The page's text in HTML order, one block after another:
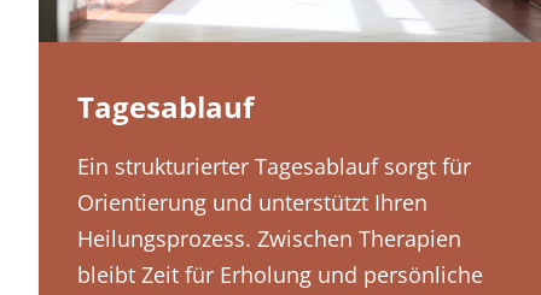
Tagesablauf
Ein strukturierter Tagesablauf sorgt für
Orientierung und unterstützt Ihren
Heilungsprozess. Zwischen Therapien
bleibt Zeit für Erholung und persönliche